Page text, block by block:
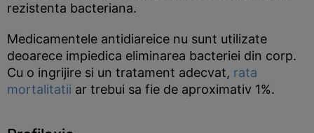
rezistenta bacteriana.
Medicamentele antidiareice nu sunt utilizate
deoarece impiedica eliminarea bacteriei din corp.
Cu o ingrijire si un tratament adecvat, rata
mortalitatii ar trebui sa fie de aproximativ 1%.